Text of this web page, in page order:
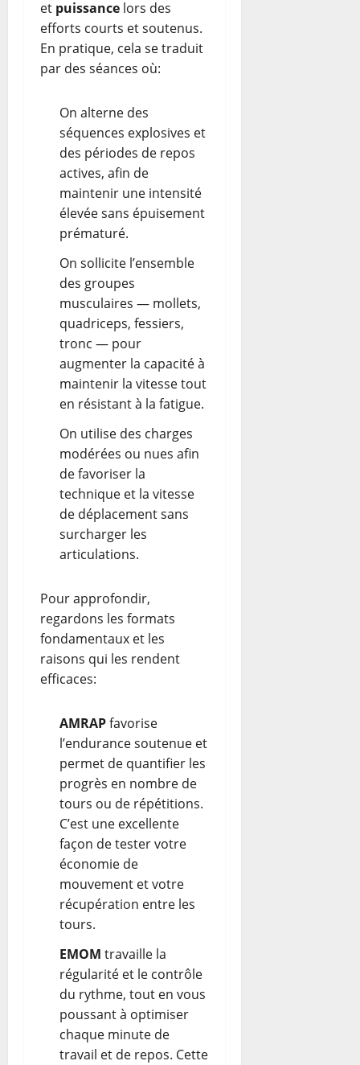
et puissance lors des
efforts courts et soutenus.
En pratique, cela se traduit
par des séances où:
On alterne des
séquences explosives et
des périodes de repos
actives, afin de
maintenir une intensité
élevée sans épuisement
prématuré.
On sollicite l’ensemble
des groupes
musculaires — mollets,
quadriceps, fessiers,
tronc — pour
augmenter la capacité à
maintenir la vitesse tout
en résistant à la fatigue.
On utilise des charges
modérées ou nues afin
de favoriser la
technique et la vitesse
de déplacement sans
surcharger les
articulations.
Pour approfondir,
regardons les formats
fondamentaux et les
raisons qui les rendent
efficaces:
AMRAPfavorise
l’endurance soutenue et
permet de quantifier les
progrès en nombre de
tours ou de répétitions.
C’est une excellente
façon de tester votre
économie de
mouvement et votre
récupération entre les
tours.
EMOM travaille la
régularité et le contrôle
du rythme, tout en vous
poussant à optimiser
chaque minute de
travail et de repos. Cette